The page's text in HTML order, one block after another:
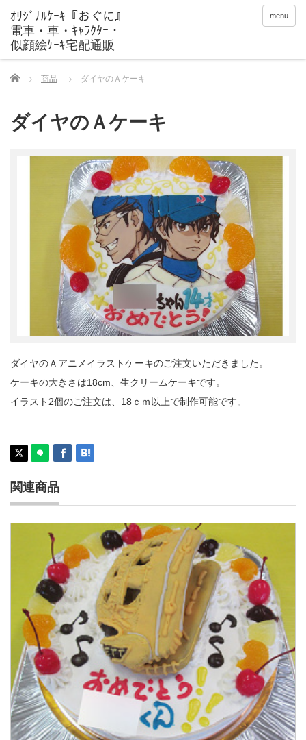
menu
Home 商品 ダイヤのＡケーキ
ダイヤのＡケーキ
ダイヤのＡアニメイラストケーキのご注文いただきました。
ケーキの大きさは18cm、生クリームケーキです。
イラスト2個のご注文は、18ｃｍ以上で制作可能です。
関連商品